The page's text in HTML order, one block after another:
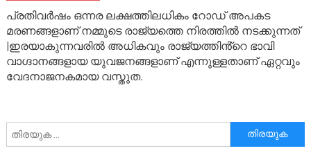
പ്രതിവർഷം ഒന്നര ലക്ഷത്തിലധികം റോഡ് അപകട
മരണങ്ങളാണ് നമ്മുടെ രാജ്യത്തെ നിരത്തിൽ നടക്കുന്നത്
|ഇരയാകുന്നവരിൽ അധികവും രാജ്യത്തിൻ്റെ ഭാവി
വാഗ്ദാനങ്ങളായ യുവജനങ്ങളാണ് എന്നുള്ളതാണ് ഏറ്റവും
വേദനാജനകമായ വസ്തുത.
അനേഷിക്കുക